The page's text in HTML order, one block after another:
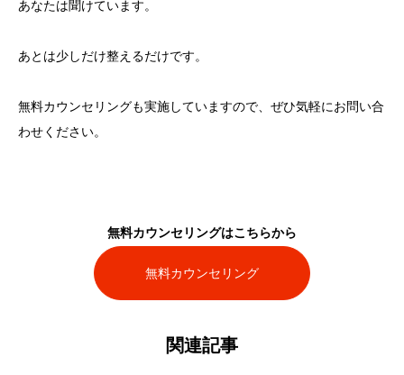
あなたは聞けています。
あとは少しだけ整えるだけです。
無料カウンセリングも実施していますので、ぜひ気軽にお問い合
わせください。
無料カウンセリングはこちらから
無料カウンセリング
関連記事